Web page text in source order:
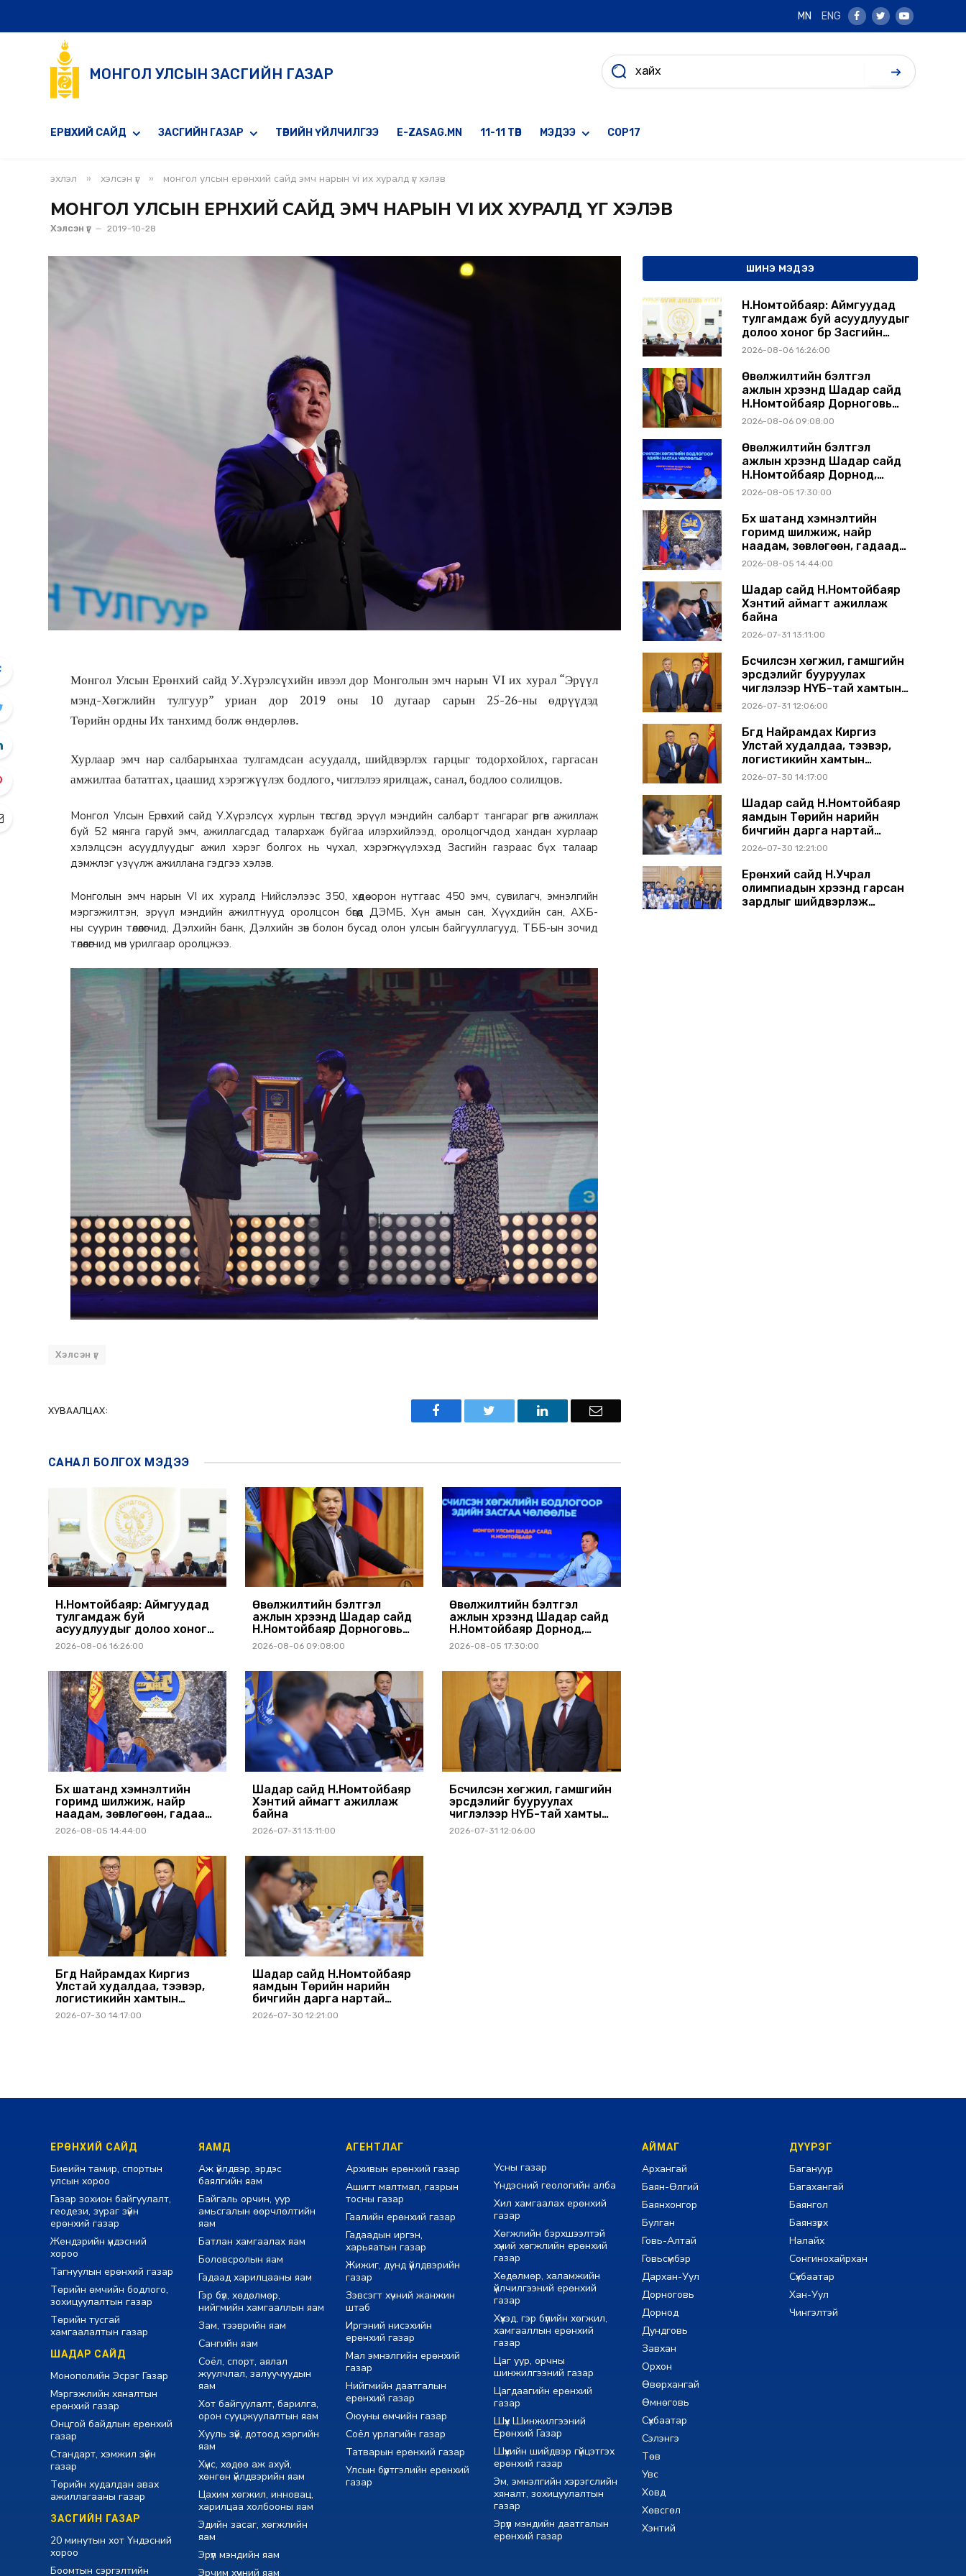
MN ENG
Facebook
TwitterYoutube
МОНГОЛ УЛСЫН ЗАСГИЙН ГАЗАР
ЕРӨНХИЙ САЙД ЗАСГИЙН ГАЗАР ТӨРИЙН ҮЙЛЧИЛГЭЭ E-ZASAG.MN 11-11 ТӨВ МЭДЭЭ COP17
эхлэл » хэлсэн үг » монгол улсын ерөнхий сайд эмч нарын vi их хуралд үг хэлэв
МОНГОЛ УЛСЫН ЕРӨНХИЙ САЙД ЭМЧ НАРЫН VI ИХ ХУРАЛД ҮГ ХЭЛЭВ
Хэлсэн үг 2019-10-28
Монгол Улсын Ерөнхий сайд У.Хүрэлсүхийн ивээл дор Монголын эмч нарын VI их хурал “Эрүүл
мэнд-Хөгжлийн тулгуур” уриан дор 2019 оны 10 дугаар сарын 25-26-ны өдрүүдэд
Төрийн ордны Их танхимд болж өндөрлөв.
Хурлаар эмч нар салбарынхаа тулгамдсан асуудалд, шийдвэрлэх гарцыг тодорхойлох, гаргасан
амжилтаа бататгах, цаашид хэрэгжүүлэх бодлого, чиглэлээ ярилцаж, санал, бодлоо солилцов.
Монгол Улсын Ерөнхий сайд У.Хүрэлсүх хурлын төгсгөлд эрүүл мэндийн салбарт тангараг өргөн ажиллаж
буй 52 мянга гаруй эмч, ажиллагсдад талархаж буйгаа илэрхийлээд, оролцогчдод хандан хурлаар
хэлэлцсэн асуудлуудыг ажил хэрэг болгох нь чухал, хэрэгжүүлэхэд Засгийн газраас бүх талаар
дэмжлэг үзүүлж ажиллана гэдгээ хэлэв.
Монголын эмч нарын VI их хуралд Нийслэлээс 350, хөдөө орон нутгаас 450 эмч, сувилагч, эмнэлгийн
мэргэжилтэн, эрүүл мэндийн ажилтнууд оролцсон бөгөөд ДЭМБ, Хүн амын сан, Хүүхдийн сан, АХБ-
ны суурин төлөөлөгчид, Дэлхийн банк, Дэлхийн зөн болон бусад олон улсын байгууллагууд, ТББ-ын зочид
төлөөлөгчид мөн урилгаар оролцжээ.
Хэлсэн үг
ХУВААЛЦАХ:
САНАЛ БОЛГОХ МЭДЭЭ
Н.Номтойбаяр: Аймгуудад
тулгамдаж буй
асуудлуудыг долоо хоног
бүр Засгийн газрын
2026-08-06 16:26:00
Өвөлжилтийн бэлтгэл
ажлын хүрээнд Шадар сайд
Н.Номтойбаяр Дорноговь
аймагт ажиллав
2026-08-06 09:08:00
Өвөлжилтийн бэлтгэл
ажлын хүрээнд Шадар сайд
Н.Номтойбаяр Дорнод,
Сүхбаатар аймагт ажиллав
2026-08-05 17:30:00
Бүх шатанд хэмнэлтийн
горимд шилжиж, найр
наадам, зөвлөгөөн, гадаад
томилолтыг хориглолоо
2026-08-05 14:44:00
Шадар сайд Н.Номтойбаяр
Хэнтий аймагт ажиллаж
байна
2026-07-31 13:11:00
Бүсчилсэн хөгжил, гамшгийн
эрсдэлийг бууруулах
чиглэлээр НҮБ-тай хамтын
ажиллагаагаа өргөжүүлэхээр
санал солилцлоо
2026-07-31 12:06:00
Бүгд Найрамдах Киргиз
Улстай худалдаа, тээвэр,
логистикийн хамтын
ажиллагааг өргөжүүлнэ
2026-07-30 14:17:00
Шадар сайд Н.Номтойбаяр
яамдын Төрийн нарийн
бичгийн дарга нартай
шуурхай хуралдлаа
2026-07-30 12:21:00
ШИНЭ МЭДЭЭ
Н.Номтойбаяр: Аймгуудад
тулгамдаж буй асуудлуудыг
долоо хоног бүр Засгийн
газрын хуралдаанд
2026-08-06 16:26:00
Өвөлжилтийн бэлтгэл
ажлын хүрээнд Шадар сайд
Н.Номтойбаяр Дорноговь
аймагт ажиллав
2026-08-06 09:08:00
Өвөлжилтийн бэлтгэл
ажлын хүрээнд Шадар сайд
Н.Номтойбаяр Дорнод,
Сүхбаатар аймагт ажиллав
2026-08-05 17:30:00
Бүх шатанд хэмнэлтийн
горимд шилжиж, найр
наадам, зөвлөгөөн, гадаад
томилолтыг хориглолоо
2026-08-05 14:44:00
Шадар сайд Н.Номтойбаяр
Хэнтий аймагт ажиллаж
байна
2026-07-31 13:11:00
Бүсчилсэн хөгжил, гамшгийн
эрсдэлийг бууруулах
чиглэлээр НҮБ-тай хамтын
ажиллагаагаа өргөжүүлэхээр
2026-07-31 12:06:00
Бүгд Найрамдах Киргиз
Улстай худалдаа, тээвэр,
логистикийн хамтын
ажиллагааг өргөжүүлнэ
2026-07-30 14:17:00
Шадар сайд Н.Номтойбаяр
яамдын Төрийн нарийн
бичгийн дарга нартай
шуурхай хуралдлаа
2026-07-30 12:21:00
Ерөнхий сайд Н.Учрал
олимпиадын хүрээнд гарсан
зардлыг шийдвэрлэж
ЕРӨНХИЙ САЙД
Биеийн тамир, спортын
улсын хороо
Газар зохион байгуулалт,
геодези, зураг зүйн
ерөнхий газар
Жендэрийн үндэсний
хороо
Тагнуулын ерөнхий газар
Төрийн өмчийн бодлого,
зохицуулалтын газар
Төрийн тусгай
хамгаалалтын газар
ШАДАР САЙД
Монополийн Эсрэг Газар
Мэргэжлийн хяналтын
ерөнхий газар
Онцгой байдлын ерөнхий
газар
Стандарт, хэмжил зүйн
газар
Төрийн худалдан авах
ажиллагааны газар
ЗАСГИЙН ГАЗАР
20 минутын хот Үндэсний
хороо
Боомтын сэргэлтийн
ЯАМД
Аж үйлдвэр, эрдэс
баялгийн яам
Байгаль орчин, уур
амьсгалын өөрчлөлтийн
яам
Батлан хамгаалах яам
Боловсролын яам
Гадаад харилцааны яам
Гэр бүл, хөдөлмөр,
нийгмийн хамгааллын яам
Зам, тээврийн яам
Сангийн яам
Соёл, спорт, аялал
жуулчлал, залуучуудын
яам
Хот байгуулалт, барилга,
орон сууцжуулалтын яам
Хууль зүй, дотоод хэргийн
яам
Хүнс, хөдөө аж ахуй,
хөнгөн үйлдвэрийн яам
Цахим хөгжил, инновац,
харилцаа холбооны яам
Эдийн засаг, хөгжлийн
яам
Эрүүл мэндийн яам
Эрчим хүчний яам
АГЕНТЛАГ
Архивын ерөнхий газар
Ашигт малтмал, газрын
тосны газар
Гаалийн ерөнхий газар
Гадаадын иргэн,
харьяатын газар
Жижиг, дунд үйлдвэрийн
газар
Зэвсэгт хүчний жанжин
штаб
Иргэний нисэхийн
ерөнхий газар
Мал эмнэлгийн ерөнхий
газар
Нийгмийн даатгалын
ерөнхий газар
Оюуны өмчийн газар
Соёл урлагийн газар
Татварын ерөнхий газар
Улсын бүртгэлийн ерөнхий
газар
Усны газар
Үндэсний геологийн алба
Хил хамгаалах ерөнхий
газар
Хөгжлийн бэрхшээлтэй
хүний хөгжлийн ерөнхий
газар
Хөдөлмөр, халамжийн
үйлчилгээний ерөнхий
газар
Хүүхэд, гэр бүлийн хөгжил,
хамгааллын ерөнхий
газар
Цаг уур, орчны
шинжилгээний газар
Цагдаагийн ерөнхий
газар
Шүүх Шинжилгээний
Ерөнхий Газар
Шүүхийн шийдвэр гүйцэтгэх
ерөнхий газар
Эм, эмнэлгийн хэрэгслийн
хяналт, зохицуулалтын
газар
Эрүүл мэндийн даатгалын
ерөнхий газар
АЙМАГ
Архангай
Баян-Өлгий
Баянхонгор
Булган
Говь-Алтай
Говьсүмбэр
Дархан-Уул
Дорноговь
Дорнод
Дундговь
Завхан
Орхон
Өвөрхангай
Өмнөговь
Сүхбаатар
Сэлэнгэ
Төв
Увс
Ховд
Хөвсгөл
Хэнтий
ДҮҮРЭГ
Багануур
Багахангай
Баянгол
Баянзүрх
Налайх
Сонгинохайрхан
Сүхбаатар
Хан-Уул
Чингэлтэй